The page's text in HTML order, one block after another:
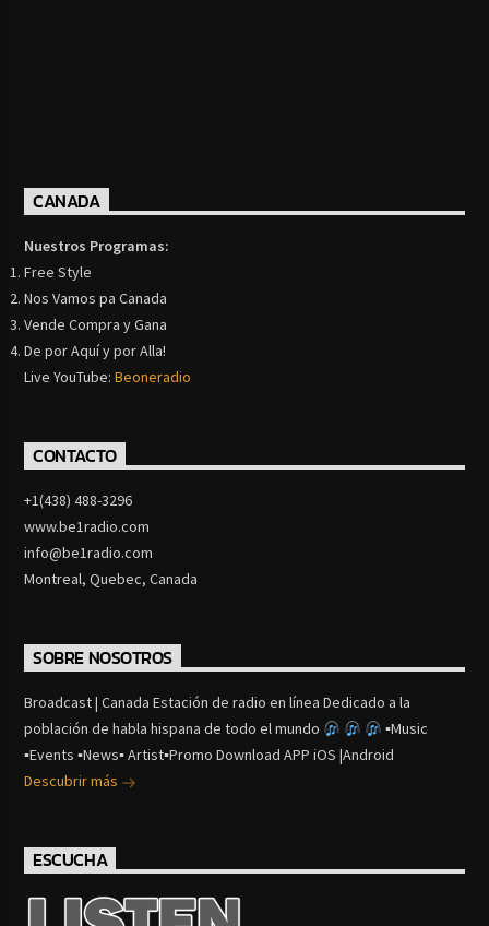
CANADA
Nuestros Programas:
Free Style
Nos Vamos pa Canada
Vende Compra y Gana
De por Aquí y por Alla!
Live YouTube:Beoneradio
CONTACTO
+1(438) 488-3296
www.be1radio.com
info@be1radio.com
Montreal, Quebec, Canada
SOBRE NOSOTROS
Broadcast | Canada Estación de radio en línea Dedicado a la
población de habla hispana de todo el mundo
▪Music
▪Events ▪News▪ Artist▪Promo Download APP iOS |Android
Descubrir más
ESCUCHA